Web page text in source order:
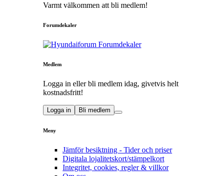
Varmt välkommen att bli medlem!
Forumdekaler
Medlem
Logga in eller bli medlem idag, givetvis helt
kostnadsfritt!
Logga in Bli medlem
Meny
Jämför besiktning - Tider och priser
Digitala lojalitetskort/stämpelkort
Integritet, cookies, regler & villkor